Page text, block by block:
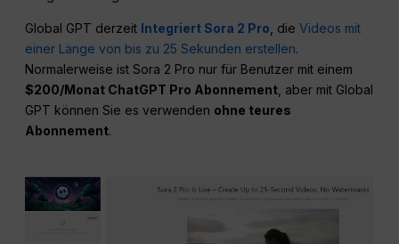
Global GPT derzeit Integriert Sora 2 Pro, dieVideos mit
einer Länge von bis zu 25 Sekunden erstellen.
Normalerweise ist Sora 2 Pro nur für Benutzer mit einem
$200/Monat ChatGPT Pro Abonnement, aber mit Global
GPT können Sie es verwenden ohne teures
Abonnement.